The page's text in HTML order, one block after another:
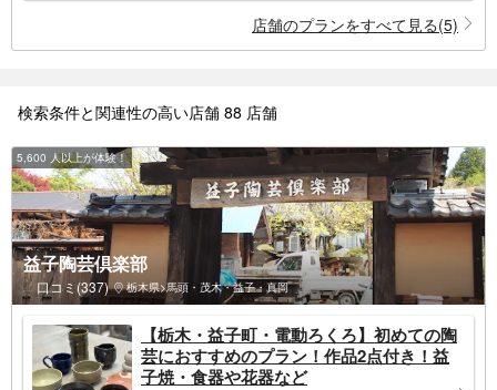
店舗のプランをすべて見る(5)
検索条件と関連性の高い店舗 88 店舗
5,600 人以上が体験！
益子陶芸倶楽部
口コミ(337) 栃木県>馬頭・茂木・益子・真岡
【栃木・益子町・電動ろくろ】初めての陶
芸におすすめのプラン！作品2点付き！益
子焼・食器や花器など